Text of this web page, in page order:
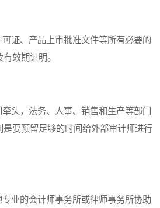
证、产品上市批准文件等所有必要的
效期证明。
，法务、人事、销售和生产等部门
要预留足够的时间给外部审计师进行
业的会计师事务所或律师事务所协助